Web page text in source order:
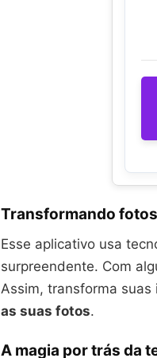
Transformando
Esse aplicativo usa
surpreendente. Com
Assim, transforma
as suas fotos.
A magia por trás da